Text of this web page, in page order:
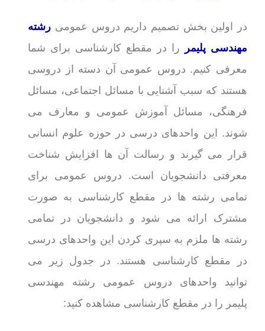
در اولین بخش تصمیم داریم دروس عمومی رشته
مهندسی پلیمر
را در مقطع کارشناسی برای شما
معرفی کنیم. دروس عمومی آن دسته از دروسی
هستند که سبب آشنایی با مسائل اجتماعی، مسائل
فرهنگی، مسائل آموزش عمومی و معارف می
شوند. این واحدهای درسی در حوزه علوم انسانی
قرار می گیرند و رسالت آن ها افزایش شناخت
معرفتی دانشجویان است. دروس عمومی برای
تمامی رشته ها در مقطع کارشناسی به صورت
مشترک ارائه می شود و دانشجویان در تمامی
رشته ها ملزم به سپری کردن این واحدهای درسی
در مقطع کارشناسی هستند. در جدول زیر می
توانید واحدهای دروس عمومی رشته مهندسی
پلیمر را در مقطع کارشناسی مشاهده کنید: